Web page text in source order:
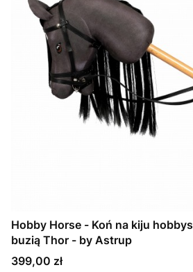
Hobby Horse - Koń na kiju
buzią Thor - by Astrup
Cena
399,00 zł